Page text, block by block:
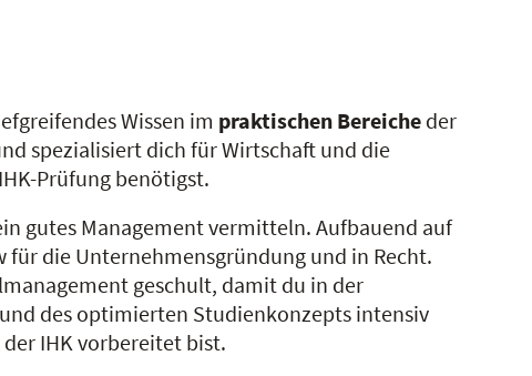
Wissen im praktischen Bereiche der
spezialisiert dich für Wirtschaft und die
Prüfung benötigst.
gutes Management vermitteln. Aufbauend auf
die Unternehmensgründung und in Recht.
geschult, damit du in der
des optimierten Studienkonzepts intensiv
IHK vorbereitet bist.